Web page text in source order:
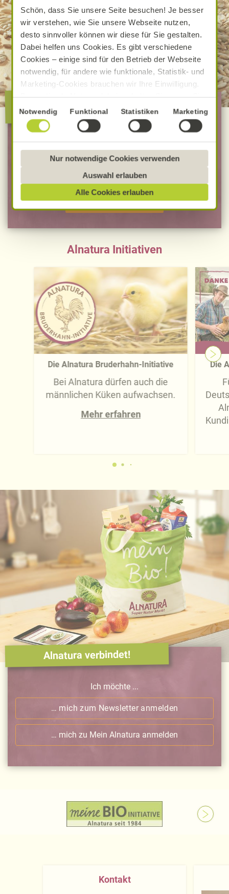
Schön, dass Sie unsere Seite besuchen! Je besser
wir verstehen, wie Sie unsere Webseite nutzen,
desto sinnvoller können wir diese für Sie gestalten.
Dabei helfen uns Cookies. Es gibt verschiedene
Cookies – einige sind für den Betrieb der Webseite
notwendig, für andere wie funktionale, Statistik- und
Marketing-Cookies brauchen wir Ihre Einwilligung.
Das optimale Nutzererlebnis erhalten Sie, wenn Sie
„Alle Cookies erlauben“ anklicken. Ihre Einwilligung
umfasst in diesem Fall auch den Einsatz von
Dienstleistern in Drittländern, die kein mit der EU
Sofern personenbezogene Daten dorthin übermittelt
werden, besteht das Risiko, dass diese erfasst und
analysiert werden und Betroffenenrechte nicht
durchgesetzt werden könnten. Sie können jederzeit
Ihre Einwilligung zur Datenverarbeitung und
Ausführliche Informationen finden Sie in unserer
Datenschutzerklärung
Näheres über uns erfahren Sie in unserem
Impressum.
Einwilligungsauswahl
Notwendig Funktional Statistiken Marketing
Alle Cookies erlauben
Auswahl erlauben
Nur notwendige Cookies verwenden
Die besondere Alnatura
Qualität
100 % Bio-Lebensmittel
Bevorzugt Bio-Verbandsware
unabhängig geprüfte Rezepturen
MEHR ERFAHREN
Alnatura Initiativen
Die Alnatura Bruderhahn-Initiative
Bei Alnatura dürfen auch die
männlichen Küken aufwachsen.
Mehr erfahren
Die
Alnatura verbindet!
Ich möchte ...
… mich zum Newsletter anmelden
… mich zu Mein Alnatura anmelden
Kontakt